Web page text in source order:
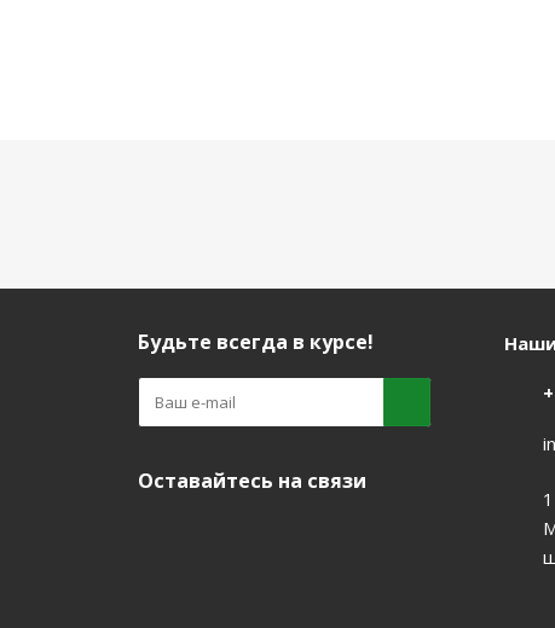
Будьте всегда в курсе!
Оставайтесь на связи